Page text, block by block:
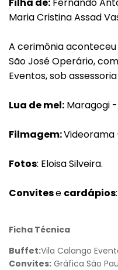
Maria Cristina Assad
A cerimônia aconteceu
São José Operário,
Eventos, sob
Lua de mel: Maragogi -
Filmagem:Videorama
Fotos: Eloisa Silveira.
Convitese cardápios
Ficha Técnica
Buffet:Vila Calango
Convites: Gráfica São